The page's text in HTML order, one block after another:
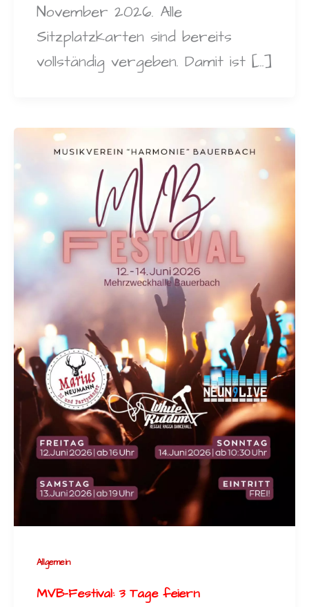
November 2026. Alle
Sitzplatzkarten sind bereits
vollständig vergeben. Damit ist […]
Allgemein
MVB-Festival: 3 Tage feiern